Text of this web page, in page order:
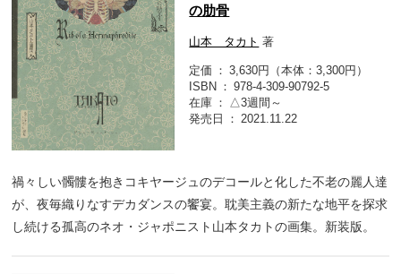
の肋骨
山本 タカト 著
定価
3,630円（本体：3,300円）
ISBN
978-4-309-90792-5
在庫
△3週間～
発売日
2021.11.22
禍々しい髑髏を抱きコキヤージュのデコールと化した不老の麗人達
が、夜毎織りなすデカダンスの饗宴。耽美主義の新たな地平を探求
し続ける孤高のネオ・ジャポニスト山本タカトの画集。新装版。